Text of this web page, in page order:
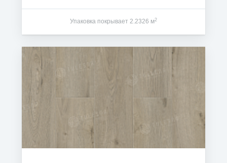
Упаковка покрывает 2.2326 м2